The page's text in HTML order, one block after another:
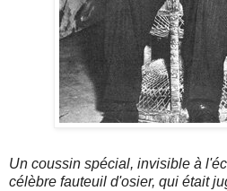
Un coussin spécial, invisible à
célèbre fauteuil d'osier, qui était